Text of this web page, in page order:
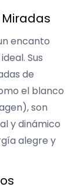
encanto
Sus
de
el blanco
son
y dinámico
alegre y